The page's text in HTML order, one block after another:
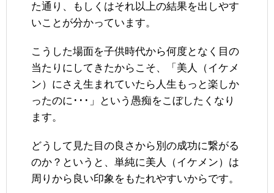
た通り、もしくはそれ以上の結果を出しやす
いことが分かっています。
こうした場面を子供時代から何度となく目の
当たりにしてきたからこそ、「美人（イケメ
ン）にさえ生まれていたら人生もっと楽しか
ったのに･･･」という愚痴をこぼしたくなり
ます。
どうして見た目の良さから別の成功に繋がる
のか？というと、単純に美人（イケメン）は
周りから良い印象をもたれやすいからです。